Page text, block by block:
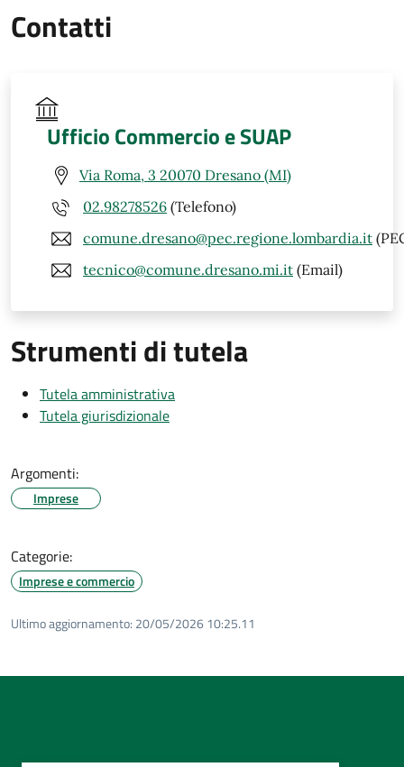
Contatti
Ufficio Commercio e SUAP
Via Roma, 3 20070 Dresano (MI)
02.98278526 (Telefono)
comune.dresano@pec.regione.lombardia.it
tecnico@comune.dresano.mi.it (Email)
Strumenti di tutela
Tutela amministrativa
Tutela giurisdizionale
Argomenti:
Imprese
Categorie:
Imprese e commercio
Ultimo aggiornamento: 20/05/2026 10:25.11